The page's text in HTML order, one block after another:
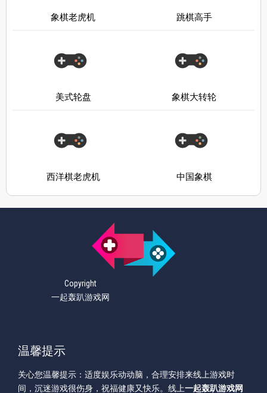
象棋老虎机 跳棋高手
美式轮盘 象棋大转轮
西洋棋老虎机 中国象棋
Copyright
一起轰趴游戏网
温馨提示
关心您温馨提示：适度娱乐动动脑，合理安排来线上游戏时
间，沉迷游戏很伤身，祝福健康又快乐。线上一起轰趴游戏网